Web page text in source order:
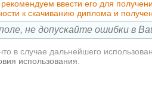
ввести его для
к скачиванию диплома и
в случае дальнейшего
использования